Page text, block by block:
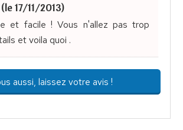
17/11/2013)
et facile ! Vous n'allez pas trop
et voila quoi .
aussi, laissez votre avis !